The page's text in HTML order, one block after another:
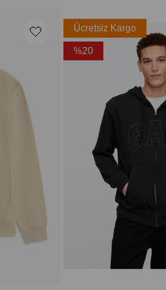
Ücretsiz Kargo
%20